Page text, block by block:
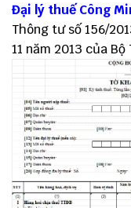
Đại lý thuế Công
Thông tư số 156/
11 năm 2013 của Bộ